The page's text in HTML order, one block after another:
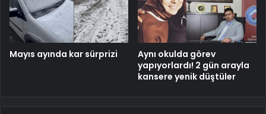
Mayıs ayında kar sürprizi
Aynı okulda görev
yapıyorlardı! 2 gün arayla
kansere yenik düştüler